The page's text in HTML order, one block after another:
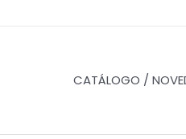
CATÁLOGO /